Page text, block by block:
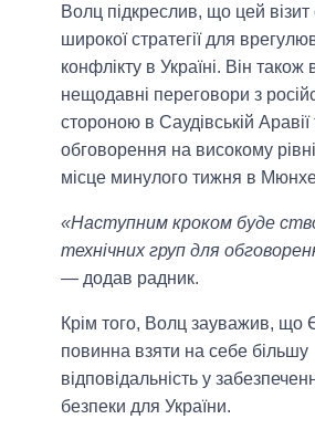
Волц підкреслив, що цей
широкої стратегії для
конфлікту в Україні. Він також
нещодавні переговори з
стороною в Саудівській Аравії
обговорення на високому
місце минулого тижня в
«Наступним кроком буде
технічних груп для
— додав радник.
Крім того, Волц зауважив, що
повинна взяти на себе більшу
відповідальність у
безпеки для України.